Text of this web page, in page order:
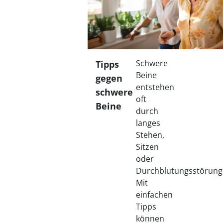
Hausapotheke
Kälte- & Wärmetherapie
‎ Alle Anzeigen
Toilettenstühle
Urinflaschen &
Nachttöpfe
Elektromobile
Ess- & Trinkhilfen
Fußpflegeprodukte
Ohrreiniger
Parfüm
‎ Alle Anzeigen
Massage-Produkte
Sesselschoner
Herrenschuhe
Mützen & Hüte
Geschenkideen
Insektenabwehr
‎ Alle Anzeigen
Tipps
gegen
schwere
Beine
Schwere
Beine
entstehen
oft
durch
langes
Stehen,
Sitzen
oder
Mit
einfachen
Tipps
können